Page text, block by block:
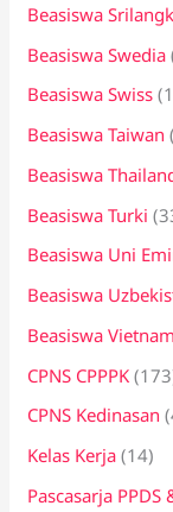
Beasiswa
Beasiswa Swedia
Beasiswa Swiss
Beasiswa Taiwan
Beasiswa
Beasiswa Turki
Beasiswa Uni
Beasiswa
Beasiswa Vietnam
CPNS CPPPK
CPNS Kedinasan
Kelas Kerja (14)
Pascasarja PPDS